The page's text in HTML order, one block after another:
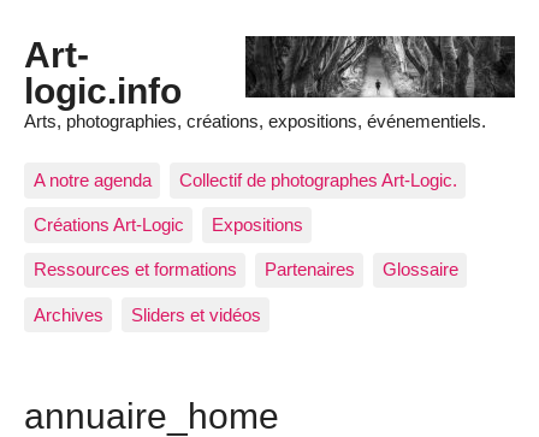
Art-
logic.info
Arts, photographies, créations, expositions, événementiels.
A notre agenda Collectif de photographes Art-Logic.
Créations Art-Logic Expositions
Ressources et formations Partenaires Glossaire
Archives Sliders et vidéos
annuaire_home